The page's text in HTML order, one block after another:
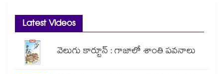
Latest Videos
వెలుగు కార్టూన్ : గాజాలో శాంతి పవనాలు